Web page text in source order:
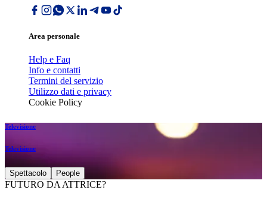
Area personale
Help e Faq
Info e contatti
Termini del servizio
Utilizzo dati e privacy
Cookie Policy
Televisione
Televisione
Spettacolo People
FUTURO DA ATTRICE?